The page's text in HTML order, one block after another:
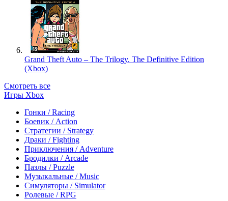
Grand Theft Auto – The Trilogy. The Definitive Edition
(Xbox)
Смотреть все
Игры Xbox
Гонки / Racing
Боевик / Action
Стратегии / Strategy
Драки / Fighting
Приключения / Adventure
Бродилки / Arcade
Пазлы / Puzzle
Музыкальные / Music
Симуляторы / Simulator
Ролевые / RPG